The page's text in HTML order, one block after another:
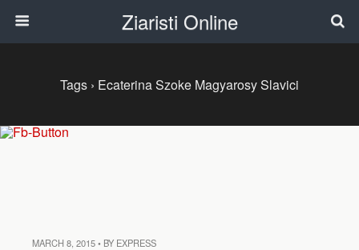
Ziaristi Online
Tags › Ecaterina Szoke Magyarosy Slavici
MARCH 8, 2015 • BY EXPRESS